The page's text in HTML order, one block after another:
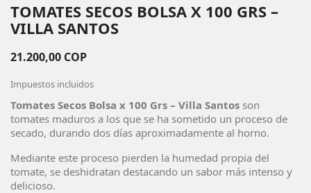
TOMATES SECOS BOLSA X 100 GRS –
VILLA SANTOS
21.200,00 COP
Impuestos incluidos
Tomates Secos Bolsa x 100 Grs – Villa Santos son
tomates maduros a los que se ha sometido un proceso de
secado, durando dos días aproximadamente al horno.
Mediante este proceso pierden la humedad propia del
tomate, se deshidratan destacando un sabor más intenso y
delicioso.